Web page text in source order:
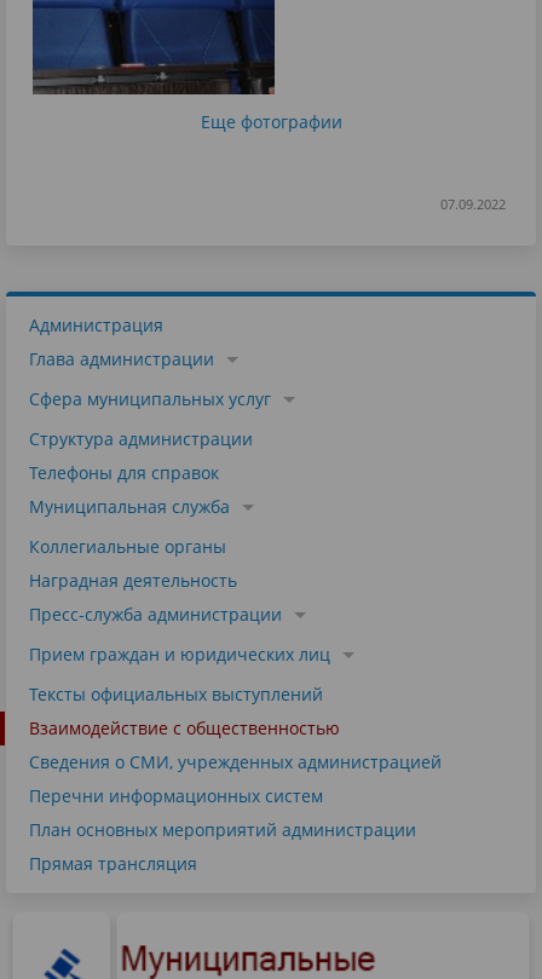
Еще фотографии
07.09.2022
Администрация
Глава администрации
Сфера муниципальных услуг
Структура администрации
Телефоны для справок
Муниципальная служба
Коллегиальные органы
Наградная деятельность
Пресс-служба администрации
Прием граждан и юридических лиц
Тексты официальных выступлений
Взаимодействие с общественностью
Сведения о СМИ, учрежденных администрацией
Перечни информационных систем
План основных мероприятий администрации
Прямая трансляция